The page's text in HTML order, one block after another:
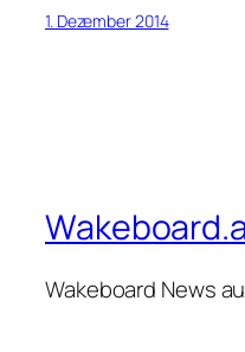
1. Dezember 2014
Wakeboard News